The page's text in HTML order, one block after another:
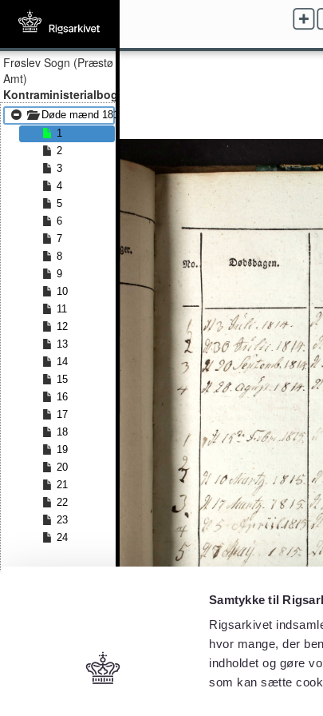
Samtykke til
Rigsarkivet
hvor mange, der
indholdet og gøre
som kan sætte
Frøslev Sogn (Præstø
Amt)
Kontraministerialbog
Døde mænd 1814 - Døde mænd 1846
1
2
3
4
5
6
7
8
9
10
11
12
13
14
15
16
17
18
19
20
21
22
23
24